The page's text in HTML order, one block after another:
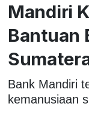
Mandiri
Bantuan
Bank Mandiri
kemanusiaan